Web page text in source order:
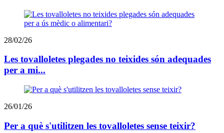
28/02/26
Les tovalloletes plegades no teixides són adequades
per a mi...
26/01/26
Per a què s'utilitzen les tovalloletes sense teixir?